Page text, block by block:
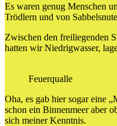
Es waren genug Menschen
Trödlern und von
Zwischen den freiliegenden
hatten wir Niedrigwasser,
Feuerqualle
Oha, es gab hier sogar eine
schon ein Binnenmeer aber
sich meiner Kenntnis.